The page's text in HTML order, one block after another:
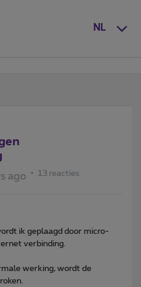
NL
ago 13 reacties
ik geplaagd door micro-
verbinding.
werking, wordt de